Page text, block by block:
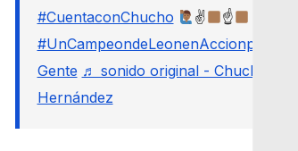
#CuentaconChucho
✌
☝
#UnCampeondeLeonenAccionporLa
Gente ♬ sonido original - Chucho
Hernández